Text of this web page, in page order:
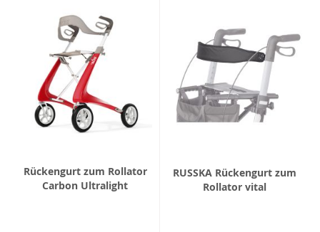
Rückengurt zum Rollator
Carbon Ultralight
RUSSKA Rückengurt zum
Rollator vital